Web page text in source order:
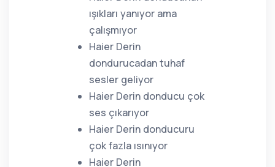
ışıkları yanıyor ama
çalışmıyor
Haier Derin
dondurucadan tuhaf
sesler geliyor
Haier Derin donducu çok
ses çıkarıyor
Haier Derin donducuru
çok fazla ısınıyor
Haier Derin